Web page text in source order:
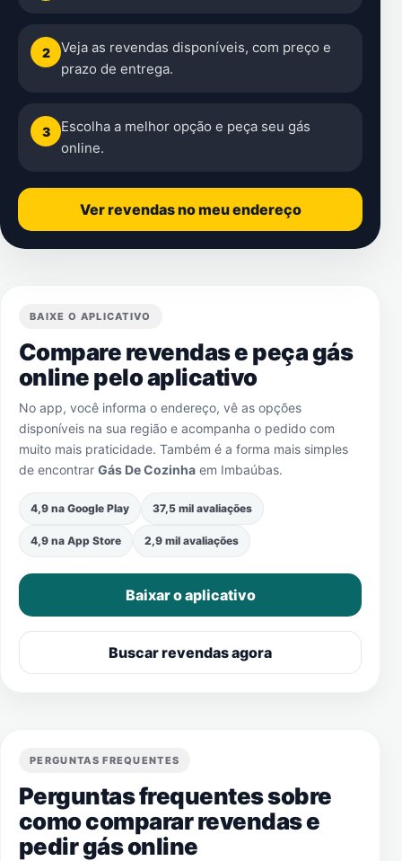
2
Veja as revendas disponíveis, com preço e
prazo de entrega.
3
Escolha a melhor opção e peça seu gás
online.
Ver revendas no meu endereço
BAIXE O APLICATIVO
Compare revendas e peça gás
online pelo aplicativo
No app, você informa o endereço, vê as opções
disponíveis na sua região e acompanha o pedido com
muito mais praticidade. Também é a forma mais simples
de encontrar Gás De Cozinha em Imbaúbas.
4,9 na Google Play 37,5 mil avaliações
4,9 na App Store 2,9 mil avaliações
Baixar o aplicativo
Buscar revendas agora
PERGUNTAS FREQUENTES
Perguntas frequentes sobre
como comparar revendas e
pedir gás online